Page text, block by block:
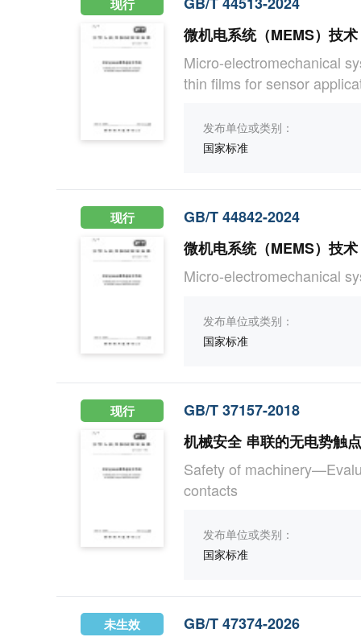
现行
微机电系统（MEMS）技
Micro-electromechanical
thin films for sensor
发布单位或类别：
国家标准
现行
GB/T 44842-2024
微机电系统（MEMS）技
Micro-electromechanical
发布单位或类别：
国家标准
现行
GB/T 37157-2018
机械安全 串联的无电势触
Safety of
contacts
发布单位或类别：
国家标准
未生效
GB/T 47374-2026